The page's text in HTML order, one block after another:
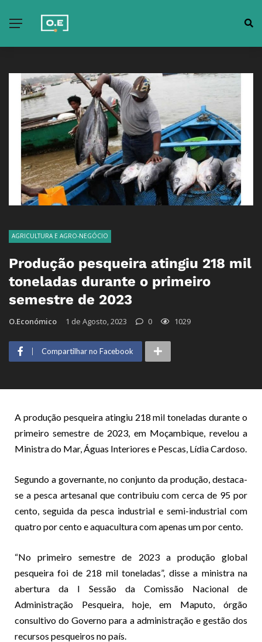
AGRICULTURA E AGRO-NEGÓCIO
Produção pesqueira atingiu 218 mil
toneladas durante o primeiro
semestre de 2023
O.Económico 1 de Agosto, 2023 0 1029
Compartilhar no Facebook
A produção pesqueira atingiu 218 mil toneladas durante o
primeiro semestre de 2023, em Moçambique, revelou a
Ministra do Mar, Águas Interiores e Pescas, Lídia Cardoso.
Segundo a governante, no conjunto da produção, destaca-
se a pesca artesanal que contribuiu com cerca de 95 por
cento, seguida da pesca industrial e semi-industrial com
quatro por cento e aquacultura com apenas um por cento.
“No primeiro semestre de 2023 a produção global
pesqueira foi de 218 mil toneladas”, disse a ministra na
abertura da I Sessão da Comissão Nacional de
Administração Pesqueira, hoje, em Maputo, órgão
consultivo do Governo para a administração e gestão dos
recursos pesqueiros no país.